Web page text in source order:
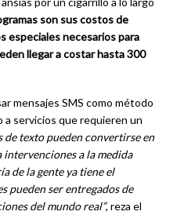
son sus costos de
especiales necesarios para
llegar a costar hasta 300
mensajes SMS como método
servicios que requieren un
de texto pueden convertirse en
a la medida
de la gente ya tiene el
pueden ser entregados de
del mundo real”, reza el